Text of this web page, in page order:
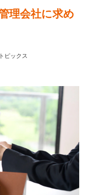
理会社に求め
ピックス